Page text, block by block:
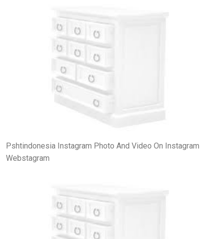
Pshtindonesia Instagram Photo And Video On Instagram
Webstagram